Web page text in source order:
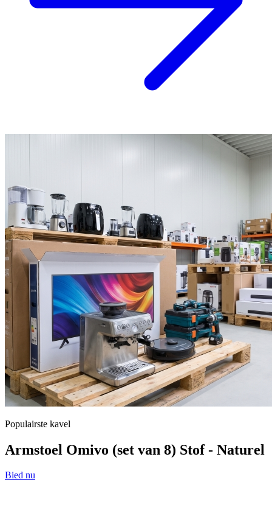
Populairste kavel
Armstoel Omivo (set van 8) Stof - Naturel
Bied nu